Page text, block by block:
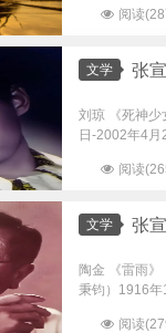
阅读
文学 张
刘琼 《死神少
日-2002年4
阅读
文学 张
陶金 《雷雨
秉钧）1916年
阅读